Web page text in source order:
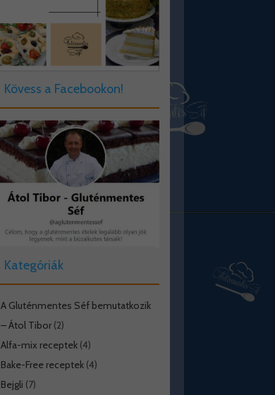
Kövess a Facebookon!
Kategóriák
A Gluténmentes Séf bemutatkozik
– Átol Tibor(2)
Alfa-mix receptek(4)
Bake-Free receptek(4)
Bejgli (7)